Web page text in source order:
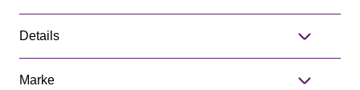
Details
Marke